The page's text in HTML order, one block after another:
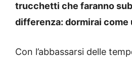
trucchetti che faranno
differenza: dormirai come
Con l’abbassarsi delle